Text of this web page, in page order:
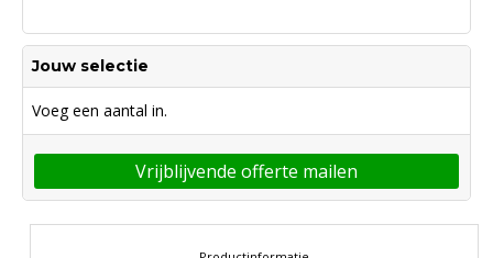
Jouw selectie
Voeg een aantal in.
Vrijblijvende offerte mailen